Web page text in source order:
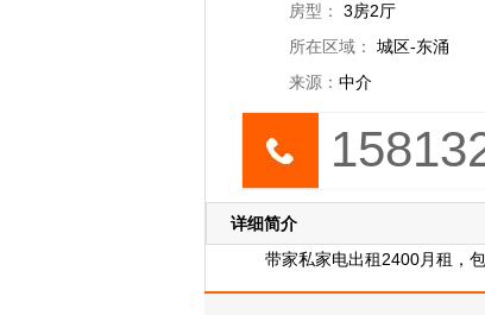
房型：
3房2厅
所在区域：
城区-东涌
来源： 中介
详细简介
带家私家电出租2400月租，